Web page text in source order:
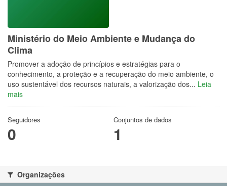
Ministério do Meio Ambiente e Mudança do
Clima
Promover a adoção de princípios e estratégias para o
conhecimento, a proteção e a recuperação do meio ambiente, o
uso sustentável dos recursos naturais, a valorização dos... Leia
mais
Seguidores
0
Conjuntos de dados
1
Organizações